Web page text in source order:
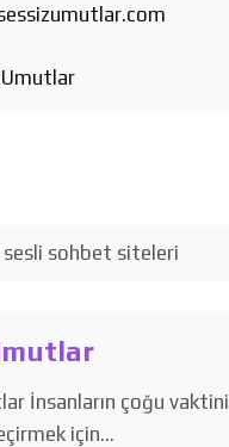
sohbet siteleri
İnsanların çoğu vaktini
için…